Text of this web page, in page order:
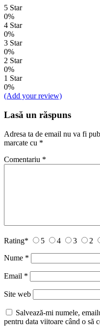
5 Star
0%
4 Star
0%
3 Star
0%
2 Star
0%
1 Star
0%
(Add your review)
Lasă un răspuns
Adresa ta de email nu va fi
marcate cu *
Comentariu *
Rating* 5 4 3 2
Nume *
Email *
Site web
Salvează-mi numele,
pentru data viitoare când o să